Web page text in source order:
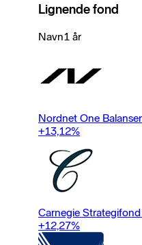
Lignende fond
Navn1 år
Nordnet One
+13,12%
Carnegie
+12,27%